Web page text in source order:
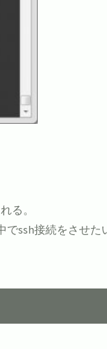
る。
ssh接続をさせた